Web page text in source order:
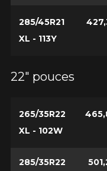
285/45R21
XL - 113Y
22" pouces
265/35R22
XL - 102W
285/35R22